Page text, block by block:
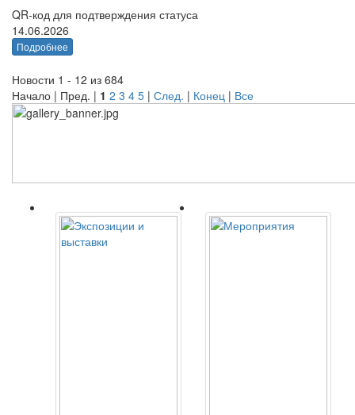
QR-код для подтверждения статуса
14.06.2026
Подробнее
Новости 1 - 12 из 684
Начало | Пред. | 1 2 3 4 5 | След. | Конец | Все